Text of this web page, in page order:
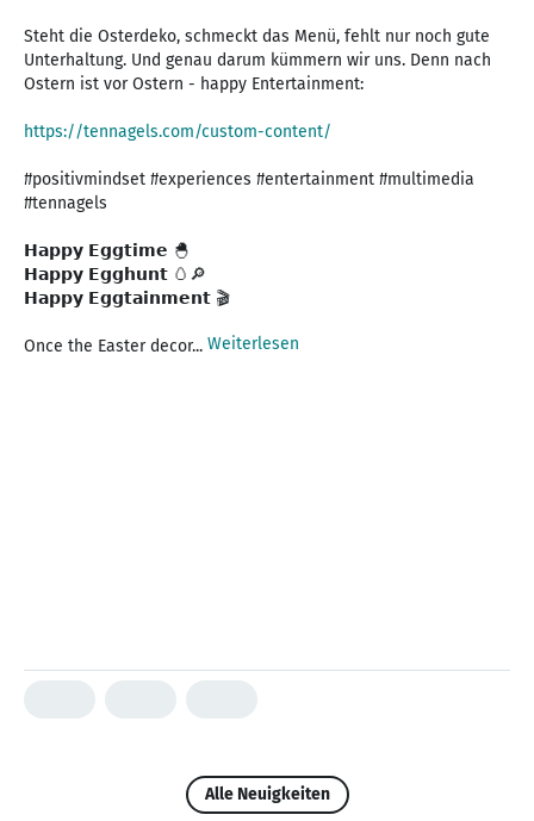
Steht die Osterdeko, schmeckt das Menü, fehlt nur noch gute
Unterhaltung. Und genau darum kümmern wir uns. Denn nach
Ostern ist vor Ostern - happy Entertainment:
https://tennagels.com/custom-content/
#positivmindset #experiences #entertainment #multimedia
#tennagels
𝗛𝗮𝗽𝗽𝘆 𝗘𝗴𝗴𝘁𝗶𝗺𝗲 🐣
𝗛𝗮𝗽𝗽𝘆 𝗘𝗴𝗴𝗵𝘂𝗻𝘁 🥚🔎
𝗛𝗮𝗽𝗽𝘆 𝗘𝗴𝗴𝘁𝗮𝗶𝗻𝗺𝗲𝗻𝘁 🎬
Once the Easter decor... Weiterlesen
Alle Neuigkeiten